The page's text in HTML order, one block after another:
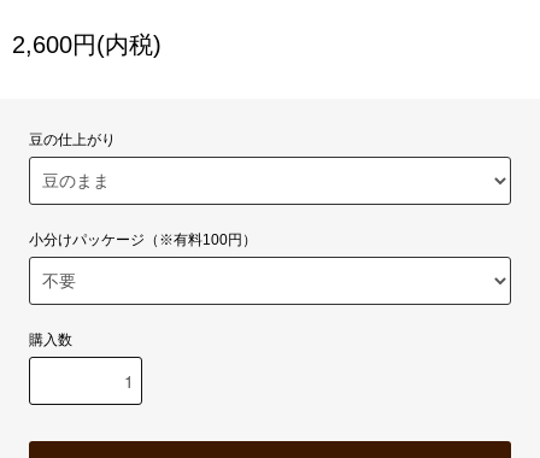
2,600円(内税)
豆の仕上がり
小分けパッケージ（※有料100円）
購入数